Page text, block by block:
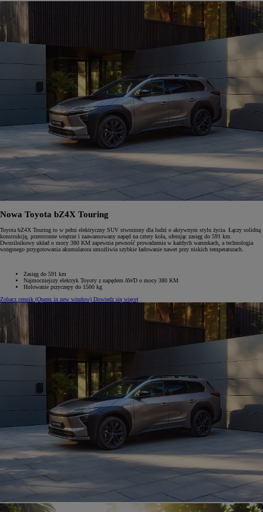
Nowa Toyota bZ4X Touring
Toyota bZ4X Touring to w pełni elektryczny SUV stworzony dla ludzi o aktywnym stylu życia. Łączy solidną
konstrukcję, przestronne wnętrze i zaawansowany napęd na cztery koła, oferując zasięg do 591 km.
Dwusilnikowy układ o mocy 380 KM zapewnia pewność prowadzenia w każdych warunkach, a technologia
wstępnego przygotowania akumulatora umożliwia szybkie ładowanie nawet przy niskich temperaturach.
Zasięg do 591 km
Najmocniejszy elektryk Toyoty z napędem AWD o mocy 380 KM
Holowanie przyczepy do 1500 kg
Zobacz cennik (Opens in new window) Dowiedz się więcej